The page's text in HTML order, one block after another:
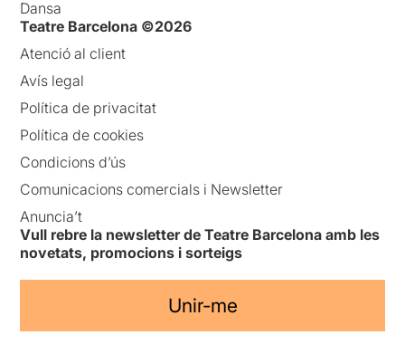
Dansa
Teatre Barcelona ©2026
Atenció al client
Avís legal
Política de privacitat
Política de cookies
Condicions d’ús
Comunicacions comercials i Newsletter
Anuncia’t
Vull rebre la newsletter de Teatre Barcelona amb les
novetats, promocions i sorteigs
Unir-me